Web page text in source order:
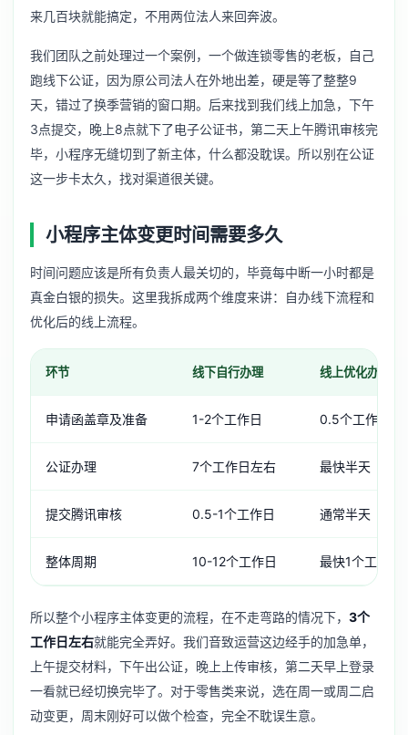
来几百块就能搞定，不用两位法人来回奔波。
我们团队之前处理过一个案例，一个做连锁零售的老板，自己
跑线下公证，因为原公司法人在外地出差，硬是等了整整9
天，错过了换季营销的窗口期。后来找到我们线上加急，下午
3点提交，晚上8点就下了电子公证书，第二天上午腾讯审核完
毕，小程序无缝切到了新主体，什么都没耽误。所以别在公证
这一步卡太久，找对渠道很关键。
小程序主体变更时间需要多久
时间问题应该是所有负责人最关切的，毕竟每中断一小时都是
真金白银的损失。这里我拆成两个维度来讲：自办线下流程和
优化后的线上流程。
环节 线下自行办理 线上优化办理
申请函盖章及准备 1-2个工作日 0.5个工作日（
公证办理 7个工作日左右 最快半天
提交腾讯审核 0.5-1个工作日 通常半天
整体周期 10-12个工作日 最快1个工作日
所以整个小程序主体变更的流程，在不走弯路的情况下， 3个
工作日左右就能完全弄好。我们音致运营这边经手的加急单，
上午提交材料，下午出公证，晚上上传审核，第二天早上登录
一看就已经切换完毕了。对于零售类来说，选在周一或周二启
动变更，周末刚好可以做个检查，完全不耽误生意。